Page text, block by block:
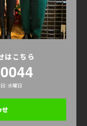
はこちら
: 水曜日